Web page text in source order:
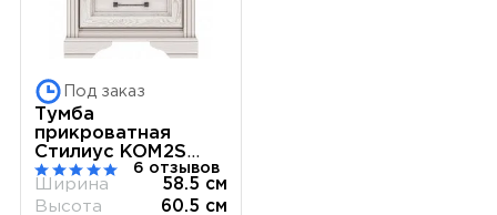
Под заказ
Тумба
прикроватная
Стилиус KOM2S
(Лиственница
сибирская)
6 отзывов
Ширина
58.5 см
Высота
60.5 см